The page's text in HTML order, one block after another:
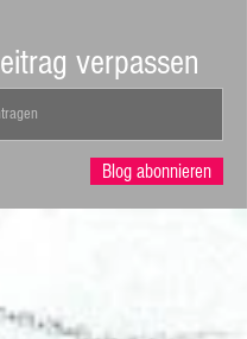
verpassen
Blog abonnieren